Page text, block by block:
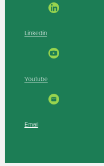
Linkedin
Youtube
Email